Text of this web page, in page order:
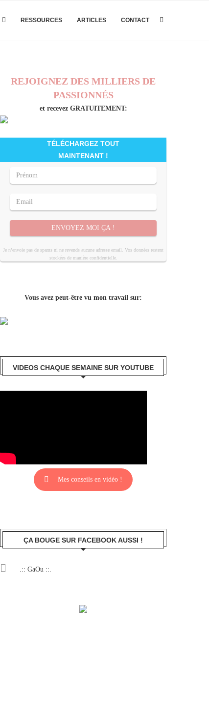
RESSOURCES ARTICLES CONTACT
REJOIGNEZ DES MILLIERS DE
PASSIONNÉS
et recevez GRATUITEMENT:
TÉLÉCHARGEZ TOUT
MAINTENANT !
ENVOYEZ MOI ÇA !
Je n’envoie pas de spams ni ne revends aucune adresse email. Vos données restent
stockées de manière confidentielle.
Vous avez peut-être vu mon travail sur:
VIDEOS CHAQUE SEMAINE SUR YOUTUBE
Mes conseils en vidéo !
ÇA BOUGE SUR FACEBOOK AUSSI !
.:: GaOu ::.